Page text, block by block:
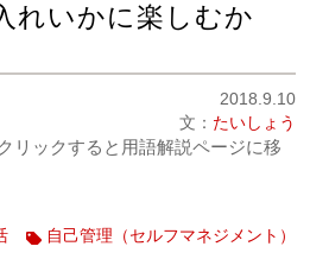
れいかに楽しむか
2018.9.10
文： たいしょう
リックすると用語解説ページに移
自己管理（セルフマネジメント）